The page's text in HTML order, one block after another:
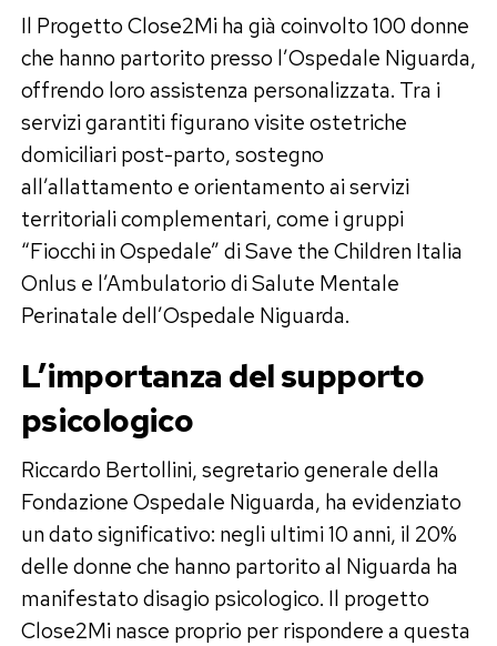
Il Progetto Close2Mi ha già coinvolto 100 donne
che hanno partorito presso l’Ospedale Niguarda,
offrendo loro assistenza personalizzata. Tra i
servizi garantiti figurano visite ostetriche
domiciliari post-parto, sostegno
all’allattamento e orientamento ai servizi
territoriali complementari, come i gruppi
“Fiocchi in Ospedale” di Save the Children Italia
Onlus e l’Ambulatorio di Salute Mentale
Perinatale dell’Ospedale Niguarda.
L’importanza del supporto
psicologico
Riccardo Bertollini, segretario generale della
Fondazione Ospedale Niguarda, ha evidenziato
un dato significativo: negli ultimi 10 anni, il 20%
delle donne che hanno partorito al Niguarda ha
manifestato disagio psicologico. Il progetto
Close2Mi nasce proprio per rispondere a questa